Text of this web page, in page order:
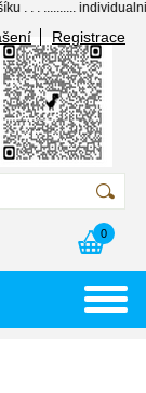
individualni
Registrace
0